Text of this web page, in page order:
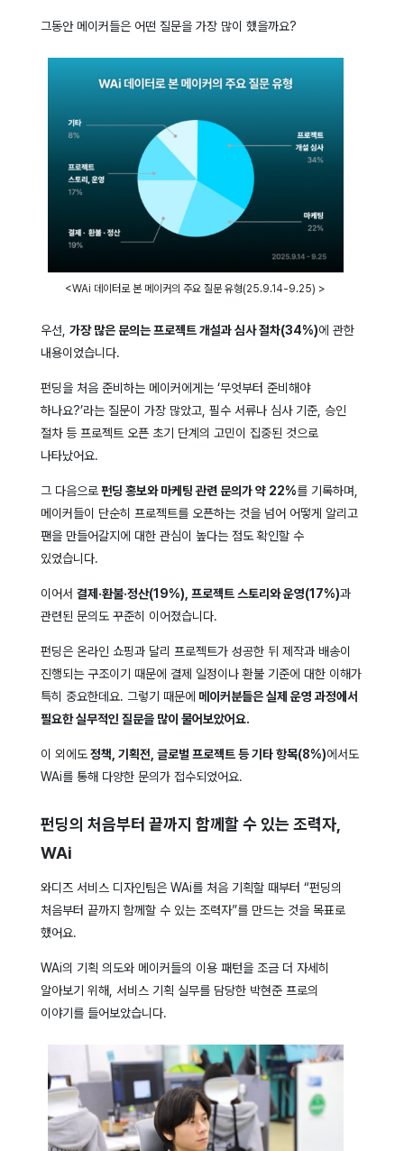
그동안 메이커들은 어떤 질문을 가장 많이 했을까요?
<WAi 데이터로 본 메이커의 주요 질문 유형(25.9.14-9.25) >
우선, 가장 많은 문의는 프로젝트 개설과 심사 절차(34%)에 관한
내용이었습니다.
펀딩을 처음 준비하는 메이커에게는 ‘무엇부터 준비해야
하나요?’라는 질문이 가장 많았고, 필수 서류나 심사 기준, 승인
절차 등 프로젝트 오픈 초기 단계의 고민이 집중된 것으로
나타났어요.
그 다음으로펀딩 홍보와 마케팅 관련 문의가 약 22%를 기록하며,
메이커들이 단순히 프로젝트를 오픈하는 것을 넘어 어떻게 알리고
팬을 만들어갈지에 대한 관심이 높다는 점도 확인할 수
있었습니다.
이어서 결제·환불·정산(19%), 프로젝트 스토리와 운영(17%)과
관련된 문의도 꾸준히 이어졌습니다.
펀딩은 온라인 쇼핑과 달리 프로젝트가 성공한 뒤 제작과 배송이
진행되는 구조이기 때문에 결제 일정이나 환불 기준에 대한 이해가
특히 중요한데요. 그렇기 때문에 메이커분들은 실제 운영 과정에서
필요한 실무적인 질문을 많이 물어보았어요.
이 외에도정책, 기획전, 글로벌 프로젝트 등 기타 항목(8%)에서도
WAi를 통해 다양한 문의가 접수되었어요.
펀딩의 처음부터 끝까지 함께할 수 있는 조력자,
WAi
와디즈 서비스 디자인팀은 WAi를 처음 기획할 때부터 “펀딩의
처음부터 끝까지 함께할 수 있는 조력자”를 만드는 것을 목표로
했어요.
WAi의 기획 의도와 메이커들의 이용 패턴을 조금 더 자세히
알아보기 위해, 서비스 기획 실무를 담당한 박현준 프로의
이야기를 들어보았습니다.